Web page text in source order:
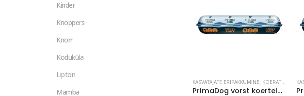
KASVATAJATE ERIPAKKUMINE, KOERATOIT
PrimaDog vorst koertele kalkuni-riisi 800g
Kinder
Knoppers
Knorr
Koduküla
Lipton
Mamba